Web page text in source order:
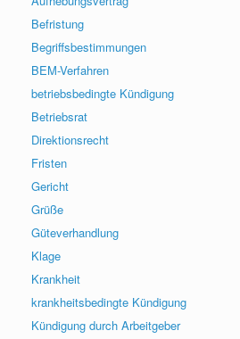
Befristung
Begriffsbestimmungen
BEM-Verfahren
betriebsbedingte Kündigung
Betriebsrat
Direktionsrecht
Fristen
Gericht
Grüße
Güteverhandlung
Klage
Krankheit
krankheitsbedingte Kündigung
Kündigung durch Arbeitgeber